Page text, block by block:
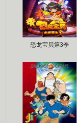
恐龙宝贝第3季